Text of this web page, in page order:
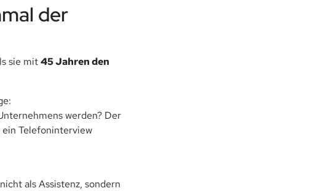
der
sie mit45 Jahren den
werden? Der
ein Telefoninterview
als Assistenz, sondern